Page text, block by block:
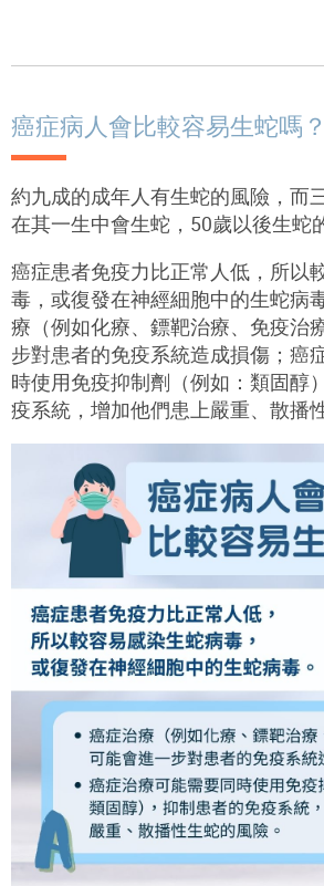
癌症病人會比較容易生蛇嗎？
約九成的成年人有生蛇的風險，而
在其一生中會生蛇，50歲以後生蛇
癌症患者免疫力比正常人低，所以
毒，或復發在神經細胞中的生蛇病
療（例如化療、鏢靶治療、免疫治
步對患者的免疫系統造成損傷；癌
時使用免疫抑制劑（例如：類固醇
疫系統，增加他們患上嚴重、散播